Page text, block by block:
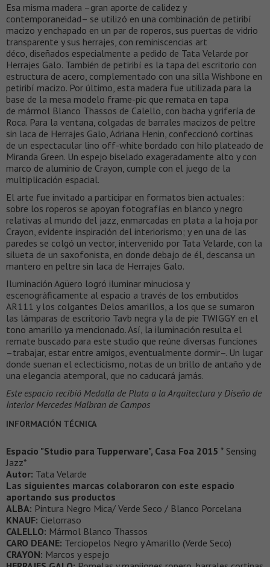
Esa misma madera –gran aporte de calidez y
contemporaneidad– se utilizó en una combinación de petiribí
macizo y enchapado en un par de roperos, sus puertas de vidrio
transparente y sus herrajes, con reminiscencias art
déco, diseñados especialmente a pedido de Tata Velarde por
Herrajes Galo. También de petiribí es la tapa del escritorio con
estructura de acero, complementado con una silla Wishbone en
petiribí macizo. Por último, esta madera fue utilizada para la
base de la mesa modelo frame-pic que remata en tapa
de mármol Blanco Thassos de Calello, con bacha y grifería de
Roca. Para la ventana, colgadas de barrales macizos de peltre
sin laca de Herrajes Galo, Adriana Henin, confeccionó cortinas
de un espectacular lino off-white bordado con hilo plateado de
Miranda Green. Un espejo biselado exageradamente alto y con
marco de aluminio de Crayon, cumple con el juego de la
multiplicación espacial.
El arte fue invitado a participar en formatos bien actuales:
sobre los roperos se apoyan fotografías en blanco y negro
relativas al mundo del jazz, enmarcadas en plata a la hoja por
Crayon, evidente inspiración del interiorismo; y en una de las
paredes se colgó un vector, intervenido por Tata Velarde, con la
silueta de un saxofonista, en donde debajo de él, descansa un
mantero en peltre sin laca de Herrajes Galo.
Iluminación Agüero logró iluminar minuciosa y
escenográficamente al espacio a través de los embutidos
AR111 y los colgantes Delos amarillos, a los que se sumaron
las lámparas de escritorio Tavb negra y la de pie TWIGGY en el
tono amarillo ya mencionado. Así, la iluminación resulta el
remate buscado para este studio que reúne diversas funciones
–trabajar, estar entre amigos, eventualmente dormir–. Un lugar
donde suenan el eclecticismo, notas de un brillo de antaño y de
una elegancia atemporal, que no caducará jamás.
Este espacio recibió Medalla de Plata a la Arquitectura y Diseño de
Interior Mercedes Malbran de Campos
INFORMACIÓN TÉCNICA
Espacio "Studio para Tupperware", Casa Foa 2015 * Sensing
Jazz*
Autor: Tata Velarde
Las siguientes marcas colaboraron con este espacio
aportando sus productos
ALBA: Pintura Negro Mica/ Verde Seco / Blanco Porcelana
KNAUF: Cielorraso
CALELLO: Mármol Blanco Thassos
CARO DEANE: Terciopelos Negro y Amarillo (Verde Seco)
CRAYON: Marcos y espejo